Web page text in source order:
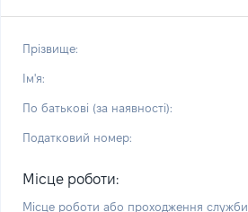
Прізвище:
Ім'я:
По батькові (за наявності):
Податковий номер:
Місце роботи:
Місце роботи або проходження служби